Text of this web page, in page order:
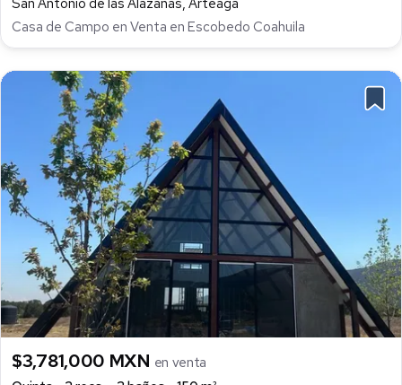
Casa de Campo en Venta en Escobedo Coahuila
$3,781,000 MXN en venta